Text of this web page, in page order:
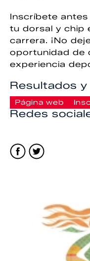
Inscríbete
tu dorsal y chip
carrera. ¡No
oportunidad de
experiencia
Resultados y
Página web
Redes